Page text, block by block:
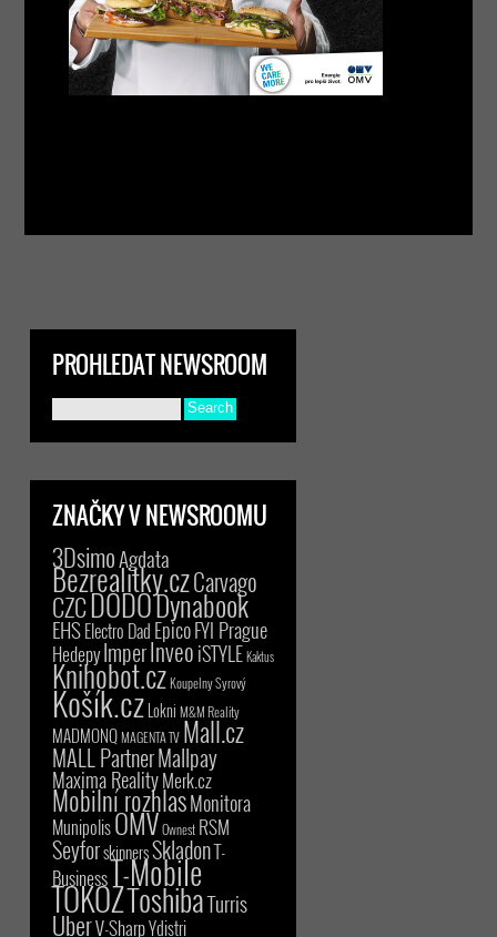
PROHLEDAT NEWSROOM
ZNAČKY V NEWSROOMU
3DsimoAgdata
Bezrealitky.czCarvago
CZCDODODynabook
EHSElectro Dad EpicoFYI Prague
HedepyImperInveoiSTYLE Kaktus
Knihobot.czKoupelny Syrový
Košík.czLokni M&M Reality
MADMONQMAGENTA TV Mall.cz
MALL PartnerMallpay
Maxima RealityMerk.cz
Mobilní rozhlasMonitora
MunipolisOMVOwnest RSM
SeyforskinnersSkladonT-
BusinessT-Mobile
TOKOZToshibaTurris
UberV-SharpYdistri